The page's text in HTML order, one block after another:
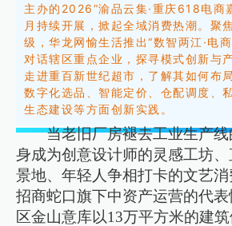
主办的2026“渝品云集·重庆618电商
月持续开展，掀起全域消费热潮。聚
级，华龙网愉生活推出“数智两江·电
对话辖区重点企业，探寻模式创新与
走进重百新世纪超市，了解其如何布
数字化选品、智能定价、仓配调度、
生态建设等方面创新实践。
当老旧厂房褪去工业生产
身成为创意设计师的灵感工坊
景地、年轻人争相打卡的文艺
招商蛇口旗下中资产运营的代
区金山意库以13万平方米的建